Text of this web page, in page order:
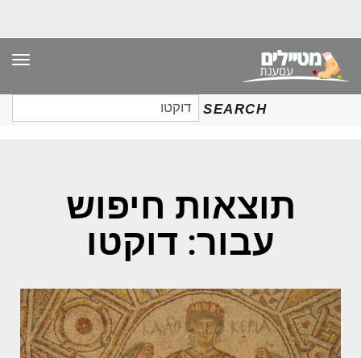
SEARCH
חיפוש
עבור:
תוצאות חיפוש
עבור: דוקטו